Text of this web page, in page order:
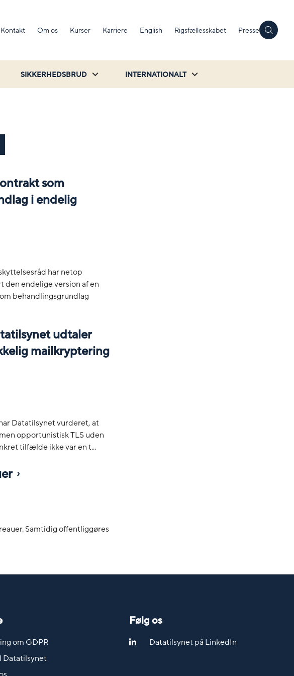
Kontakt Om os Kurser Karriere English Rigsfællesskabet Presse
SIKKERHEDSBRUD INTERNATIONALT
som
i endelig
har netop
endelige version af en
behandlingsgrundlag
udtaler
mailkryptering
Datatilsynet vurderet, at
opportunistisk TLS uden
tilfælde ikke var en t...
Samtidig offentliggøres
om GDPR
Datatilsynet
Følg os
Datatilsynet på LinkedIn